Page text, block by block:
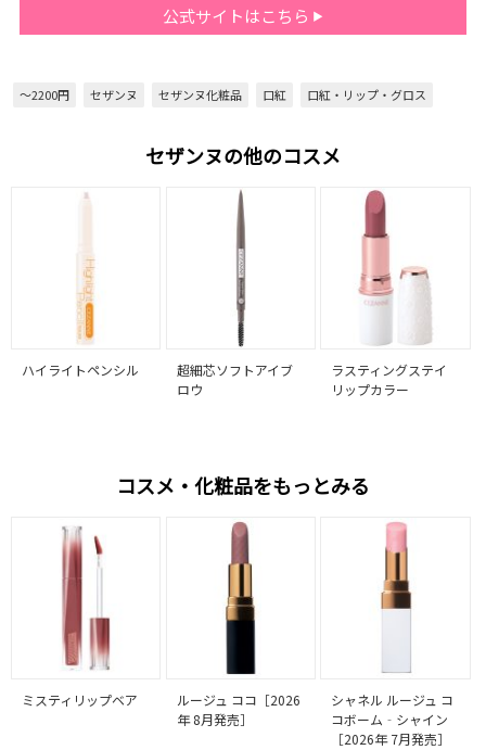
公式サイトはこちら
～2200円 セザンヌ セザンヌ化粧品 口紅 口紅・リップ・グロス
セザンヌの他のコスメ
ハイライトペンシル
超細芯ソフトアイブ
ロウ
ラスティングステイ
リップカラー
コスメ・化粧品をもっとみる
ミスティリップベア
ルージュ ココ［2026
年 8月発売］
シャネル ルージュ コ
コボーム‐シャイン
［2026年 7月発売］